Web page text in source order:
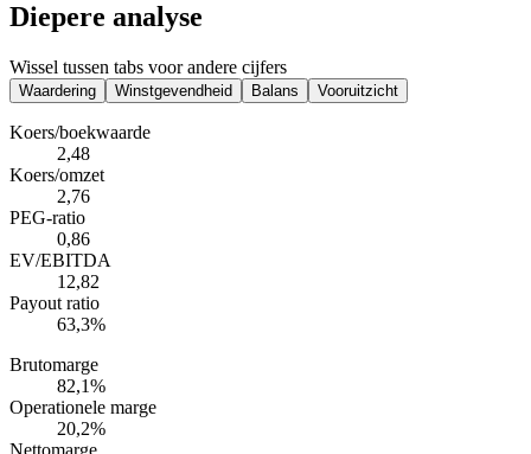
Diepere analyse
Wissel tussen tabs voor andere cijfers
Waardering Winstgevendheid Balans Vooruitzicht
Koers/boekwaarde
2,48
Koers/omzet
2,76
PEG-ratio
0,86
EV/EBITDA
12,82
Payout ratio
63,3%
Brutomarge
82,1%
Operationele marge
20,2%
Nettomarge